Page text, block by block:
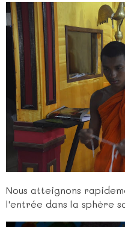
Nous atteignons
l'entrée dans la sphère